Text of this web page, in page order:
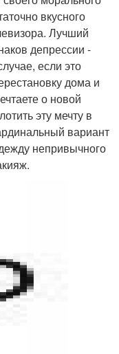
вкусного
Лучший
депрессии -
если это
дома и
о новой
эту мечту в
вариант
непривычного